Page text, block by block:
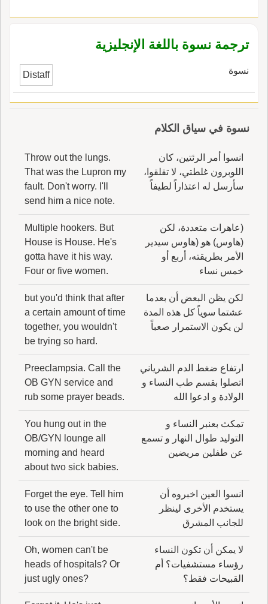
ترجمة نسوة باللغة الإنجليزية
نسوة Distaff
نسوة في سياق الكلام
انسوا أمر الرئتين، كان
اللوبرون غلطتي، لا تقلقوا،
سأرسل له اعتذاراً لطيفاً
Throw out the lungs.
That was the Lupron my
fault. Don't worry. I'll
send him a nice note.
(عاهرات متعددة، لكن
(هاوس) هو (هاوس سيدير
الأمر بطريقته، أربع أو
خمس نساء
Multiple hookers. But
House is House. He's
gotta have it his way.
Four or five women.
لكن يظن البعض أن بعدما
عشتما سوياً كل هذه المدة
لن يكون الاستمرار صعباً
but you'd think that after
a certain amount of time
together, you wouldn't
be trying so hard.
ارتفاع ضغط الدم الشرياني
اتصلوا بقسم طب النساء و
الولادة و ادعوا الله
Preeclampsia. Call the
OB GYN service and
rub some prayer beads.
تمكث بعنبر النساء و
التوليد طوال النهار و تسمع
عن طفلين مريضين
You hung out in the
OB/GYN lounge all
morning and heard
about two sick babies.
انسوا العين اخبروه أن
يستخدم الأخرى لينظر
للجانب المشرق
Forget the eye. Tell him
to use the other one to
look on the bright side.
لا يمكن أن تكون النساء
رؤساء مستشفيات؟ أم
القبيحات فقط؟
Oh, women can't be
heads of hospitals? Or
just ugly ones?